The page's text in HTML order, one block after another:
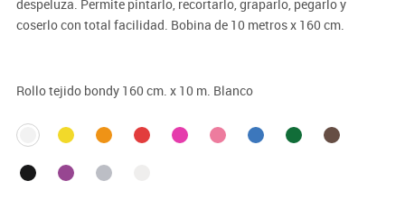
despeluza. Permite pintarlo, recortarlo, graparlo, pegarlo y
coserlo con total facilidad. Bobina de 10 metros x 160 cm.
Rollo tejido bondy 160 cm. x 10 m. Blanco